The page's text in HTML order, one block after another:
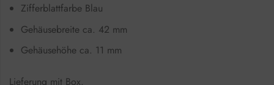
Zifferblattfarbe Blau
Gehäusebreite ca. 42 mm
Gehäusehöhe ca. 11 mm
Lieferung mit Box.